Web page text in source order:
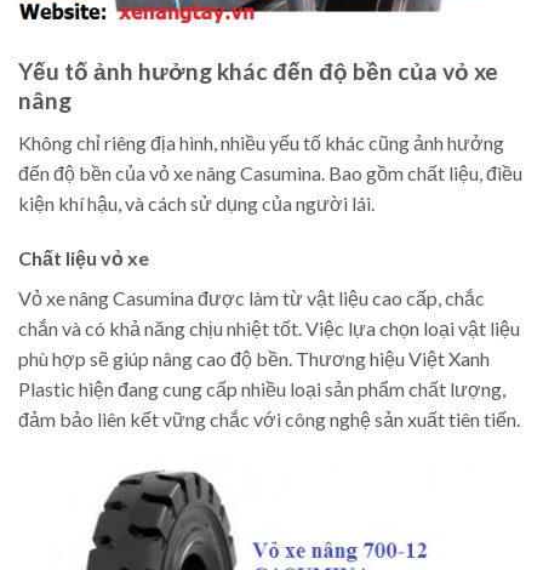
Yếu tố ảnh hưởng khác đến độ bền của vỏ xe
nâng
Không chỉ riêng địa hình, nhiều yếu tố khác cũng ảnh hưởng
đến độ bền của vỏ xe nâng Casumina. Bao gồm chất liệu, điều
kiện khí hậu, và cách sử dụng của người lái.
Chất liệu vỏ xe
Vỏ xe nâng Casumina được làm từ vật liệu cao cấp, chắc
chắn và có khả năng chịu nhiệt tốt. Việc lựa chọn loại vật liệu
phù hợp sẽ giúp nâng cao độ bền. Thương hiệu Việt Xanh
Plastic hiện đang cung cấp nhiều loại sản phẩm chất lượng,
đảm bảo liên kết vững chắc với công nghệ sản xuất tiên tiến.